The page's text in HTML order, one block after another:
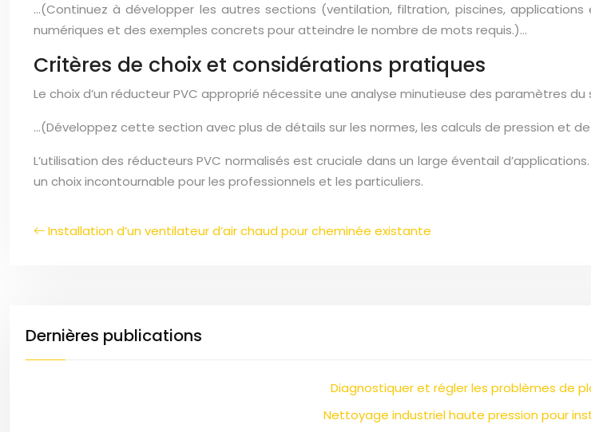
…(Continuez à développer les autres sections (ventilation, filtration, piscines,
numériques et des exemples concrets pour atteindre le nombre de mots requis.)…
Critères de choix et considérations pratiques
Le choix d’un réducteur PVC approprié nécessite une analyse minutieuse des paramètres
…(Développez cette section avec plus de détails sur les normes, les calculs de pression et
L’utilisation des réducteurs PVC normalisés est cruciale dans un large éventail
un choix incontournable pour les professionnels et les particuliers.
Installation d’un ventilateur d’air chaud pour cheminée existante
Dernières publications
Diagnostiquer et régler les problèmes de
Nettoyage industriel haute pression pour